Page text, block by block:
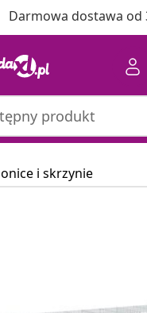
i skrzynie